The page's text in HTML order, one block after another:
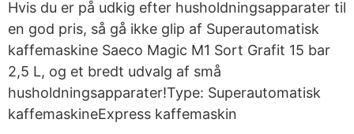
Hvis du er på udkig efter husholdningsapparater til
en god pris, så gå ikke glip af Superautomatisk
kaffemaskine Saeco Magic M1 Sort Grafit 15 bar
2,5 L, og et bredt udvalg af små
husholdningsapparater!Type: Superautomatisk
kaffemaskineExpress kaffemaskin